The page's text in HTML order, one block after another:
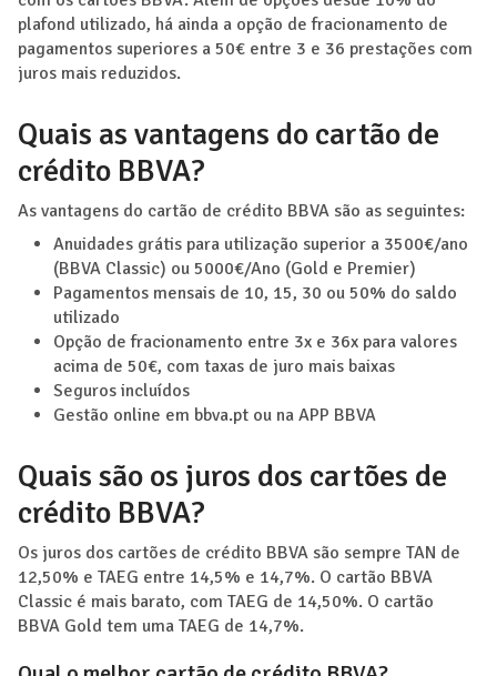
plafond utilizado, há ainda a opção de fracionamento de
pagamentos superiores a 50€ entre 3 e 36 prestações com
juros mais reduzidos.
Quais as vantagens do cartão de
crédito BBVA?
As vantagens do cartão de crédito BBVA são as seguintes:
Anuidades grátis para utilização superior a 3500€/ano
(BBVA Classic) ou 5000€/Ano (Gold e Premier)
Pagamentos mensais de 10, 15, 30 ou 50% do saldo
utilizado
Opção de fracionamento entre 3x e 36x para valores
acima de 50€, com taxas de juro mais baixas
Seguros incluídos
Gestão online em bbva.pt ou na APP BBVA
Quais são os juros dos cartões de
crédito BBVA?
Os juros dos cartões de crédito BBVA são sempre TAN de
12,50% e TAEG entre 14,5% e 14,7%. O cartão BBVA
Classic é mais barato, com TAEG de 14,50%. O cartão
BBVA Gold tem uma TAEG de 14,7%.